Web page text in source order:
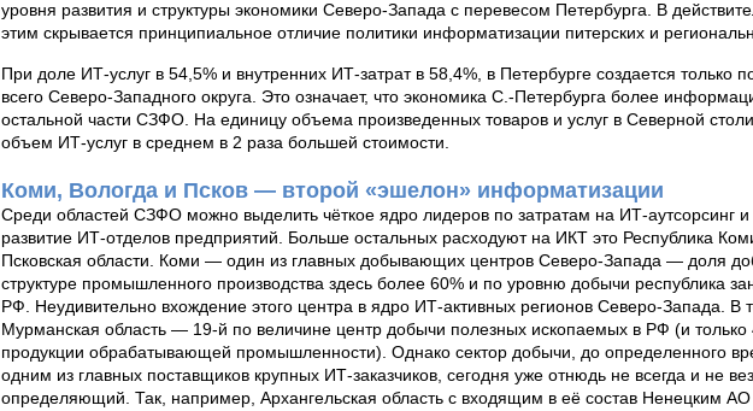
уровня развития и структуры экономики Северо-Запада с перевесом Петербурга. В
этим скрывается принципиальное отличие политики информатизации питерских и
При доле ИТ-услуг в 54,5% и внутренних ИТ-затрат в 58,4%, в Петербурге создается только
всего Северо-Западного округа. Это означает, что экономика С.-Петербурга более
остальной части СЗФО. На единицу объема произведенных товаров и услуг в Северной
объем ИТ-услуг в среднем в 2 раза большей стоимости.
Коми, Вологда и Псков — второй «эшелон» информатизации
Среди областей СЗФО можно выделить чёткое ядро лидеров по затратам на ИТ-аутсорсинг
развитие ИТ-отделов предприятий. Больше остальных расходуют на ИКТ это Республика
Псковская области. Коми — один из главных добывающих центров Северо-Запада — доля
структуре промышленного производства здесь более 60% и по уровню добычи республика
РФ. Неудивительно вхождение этого центра в ядро ИТ-активных регионов Северо-Запада. В
Мурманская область — 19-й по величине центр добычи полезных ископаемых в РФ (и
продукции обрабатывающей промышленности). Однако сектор добычи, до определенного
одним из главных поставщиков крупных ИТ-заказчиков, сегодня уже отнюдь не всегда и не
определяющий. Так, например, Архангельская область с входящим в её состав Ненецким